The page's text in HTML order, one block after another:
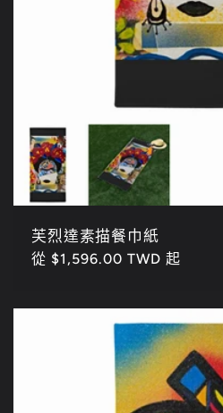
芙烈達素描餐巾紙
定
從 $1,596.00 TWD 起